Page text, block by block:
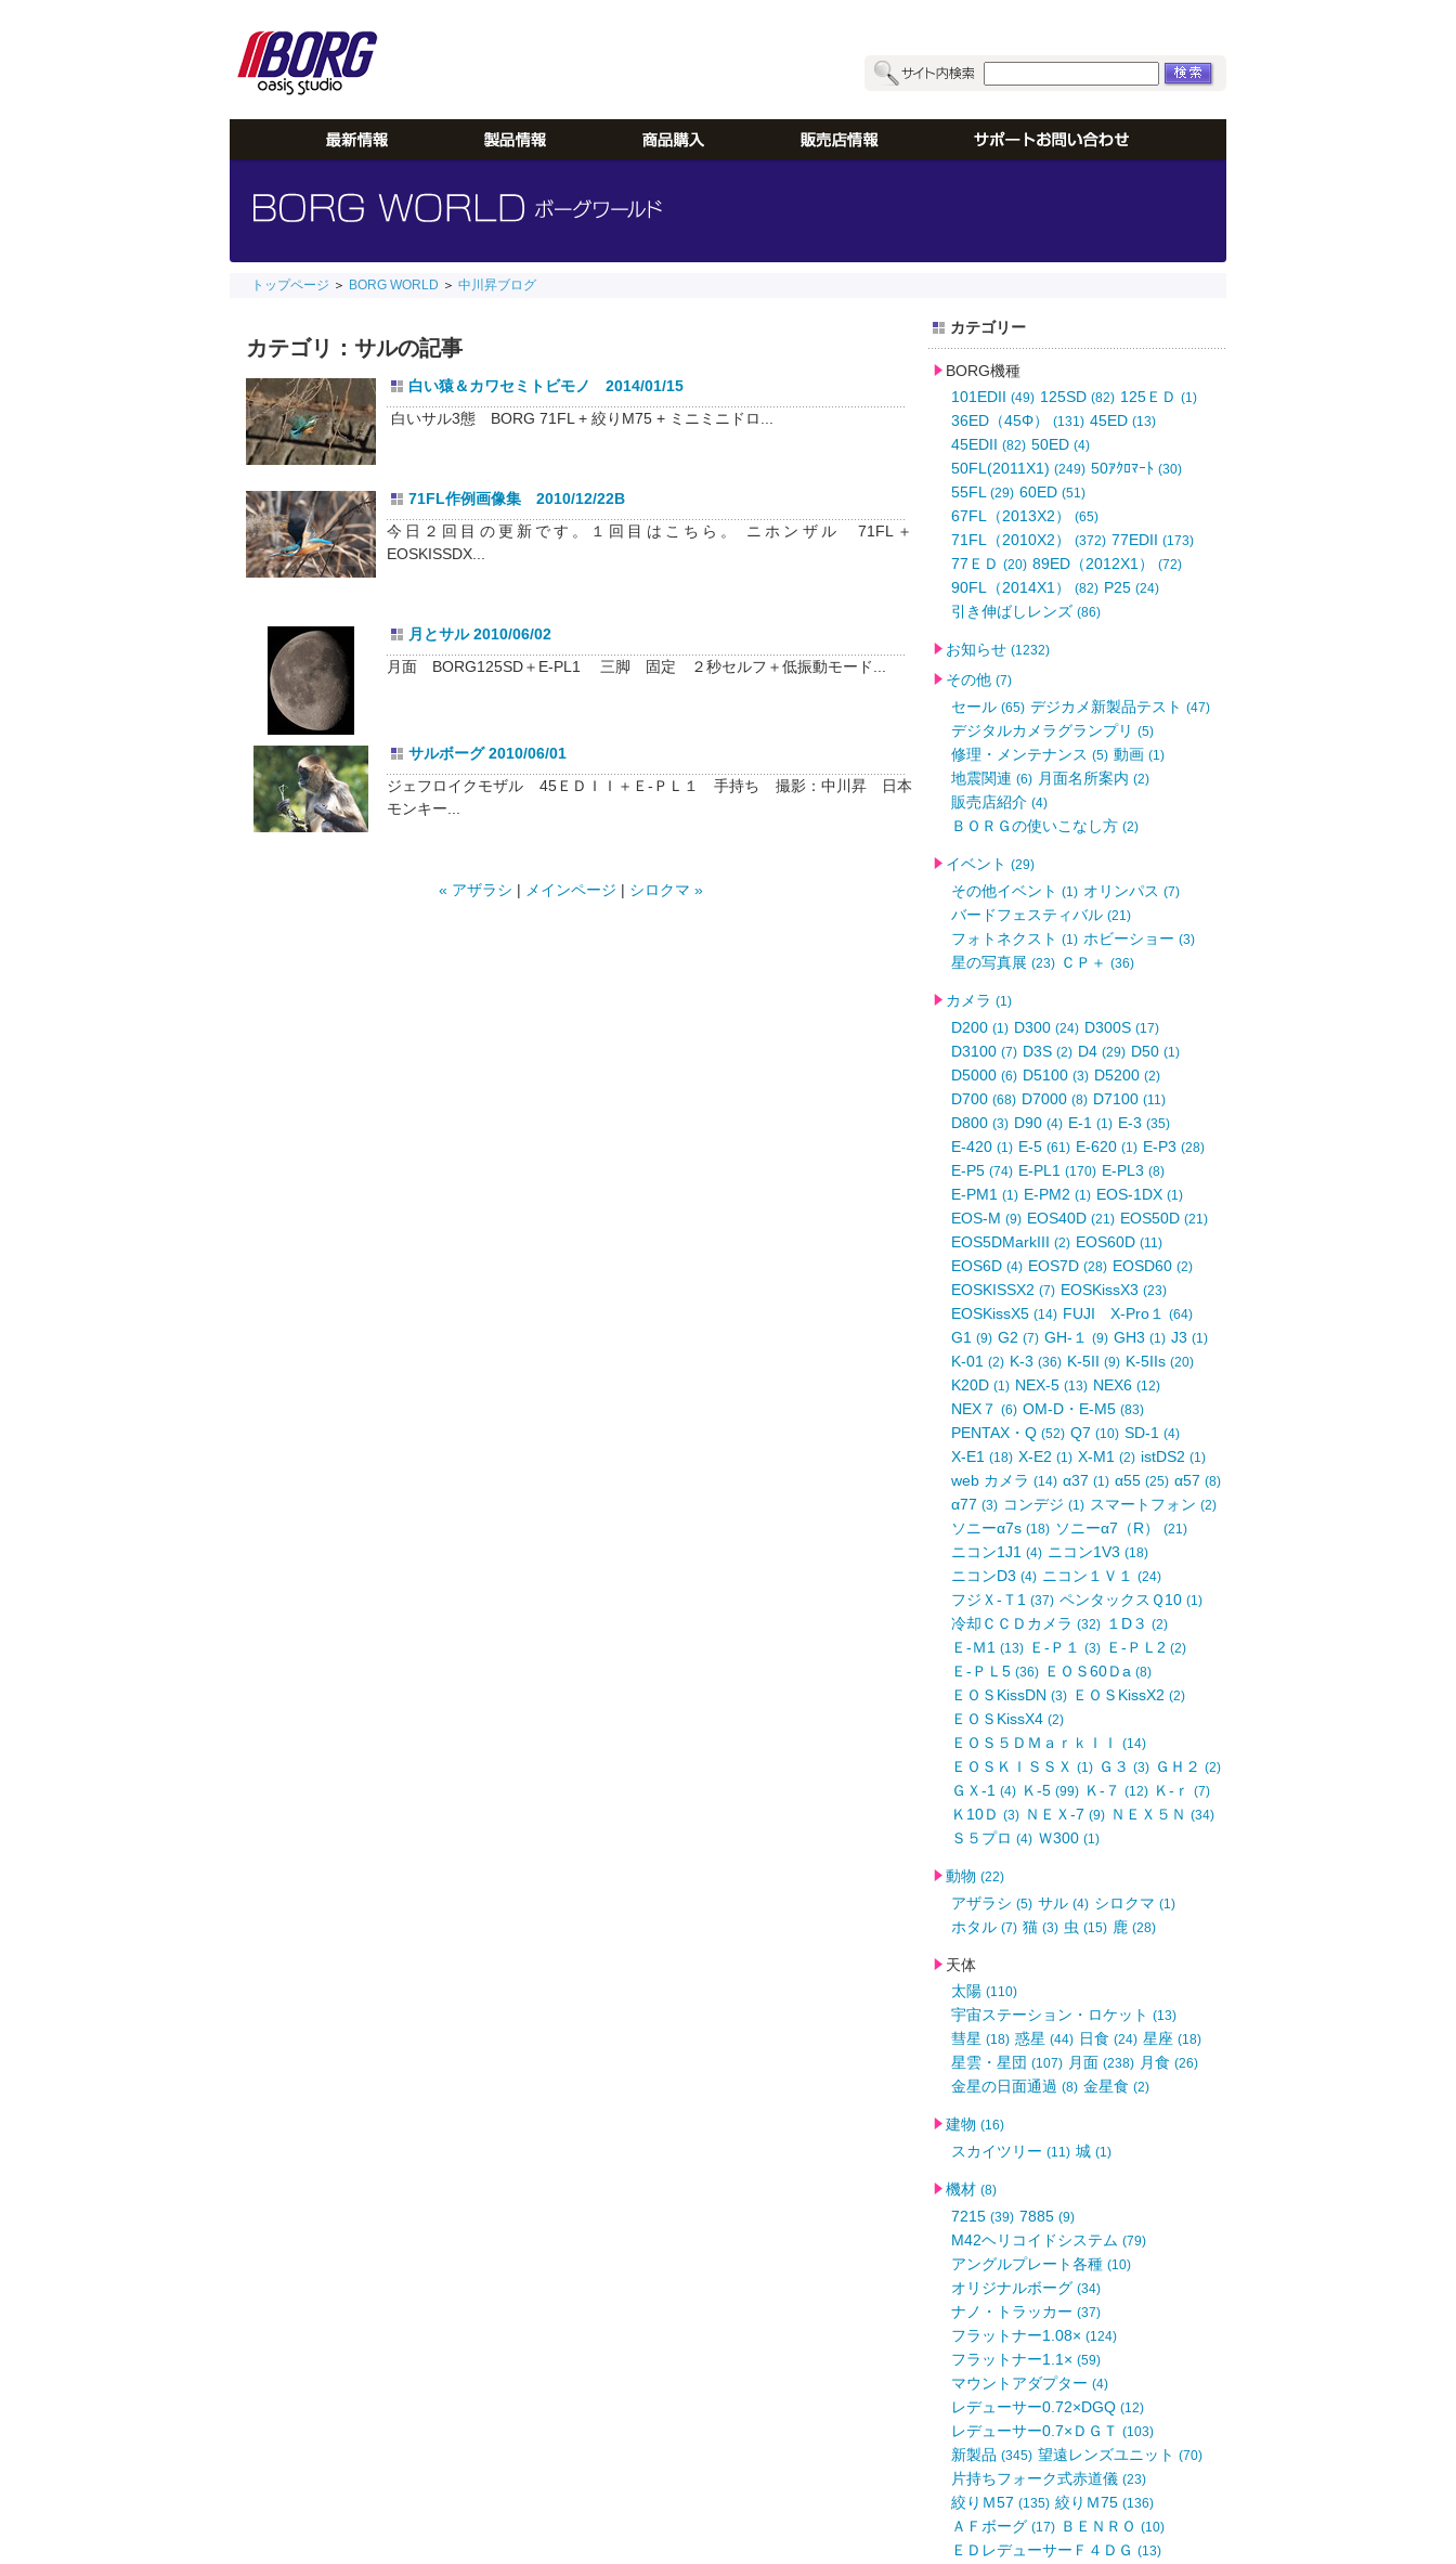
トップページ ＞ BORG WORLD ＞ 中川昇ブログ
カテゴリ：サルの記事
白い猿＆カワセミトビモノ 2014/01/15
白いサル3態 BORG 71FL + 絞りM75 + ミニミニドロ...
71FL作例画像集 2010/12/22B
今日２回目の更新です。１回目はこちら。 ニホンザル 71FL＋
EOSKISSDX...
月とサル 2010/06/02
月面 BORG125SD＋E-PL1 三脚 固定 ２秒セルフ＋低振動モード...
サルボーグ 2010/06/01
ジェフロイクモザル 45ＥＤＩＩ＋Ｅ-ＰＬ１ 手持ち 撮影：中川昇 日本
モンキー...
« アザラシ | メインページ | シロクマ »
カテゴリー
BORG機種
101EDII (49) 125SD (82) 125ＥＤ (1)
36ED（45Φ） (131) 45ED (13)
45EDII (82) 50ED (4)
50FL(2011X1) (249) 50ｱｸﾛﾏｰﾄ (30)
55FL (29) 60ED (51)
67FL（2013X2） (65)
71FL（2010X2） (372) 77EDII (173)
77ＥＤ (20) 89ED（2012X1） (72)
90FL（2014X1） (82) P25 (24)
引き伸ばしレンズ (86)
お知らせ (1232)
その他 (7)
セール (65) デジカメ新製品テスト (47)
デジタルカメラグランプリ (5)
修理・メンテナンス (5) 動画 (1)
地震関連 (6) 月面名所案内 (2)
販売店紹介 (4)
ＢＯＲＧの使いこなし方 (2)
イベント (29)
その他イベント (1) オリンパス (7)
バードフェスティバル (21)
フォトネクスト (1) ホビーショー (3)
星の写真展 (23) ＣＰ＋ (36)
カメラ (1)
D200 (1) D300 (24) D300S (17)
D3100 (7) D3S (2) D4 (29) D50 (1)
D5000 (6) D5100 (3) D5200 (2)
D700 (68) D7000 (8) D7100 (11)
D800 (3) D90 (4) E-1 (1) E-3 (35)
E-420 (1) E-5 (61) E-620 (1) E-P3 (28)
E-P5 (74) E-PL1 (170) E-PL3 (8)
E-PM1 (1) E-PM2 (1) EOS-1DX (1)
EOS-M (9) EOS40D (21) EOS50D (21)
EOS5DMarkIII (2) EOS60D (11)
EOS6D (4) EOS7D (28) EOSD60 (2)
EOSKISSX2 (7) EOSKissX3 (23)
EOSKissX5 (14) FUJI X-Pro１ (64)
G1 (9) G2 (7) GH-１ (9) GH3 (1) J3 (1)
K-01 (2) K-3 (36) K-5II (9) K-5IIs (20)
K20D (1) NEX-5 (13) NEX6 (12)
NEX７ (6) OM-D・E-M5 (83)
PENTAX・Q (52) Q7 (10) SD-1 (4)
X-E1 (18) X-E2 (1) X-M1 (2) istDS2 (1)
web カメラ (14) α37 (1) α55 (25) α57 (8)
α77 (3) コンデジ (1) スマートフォン (2)
ソニーα7s (18) ソニーα7（R） (21)
ニコン1J1 (4) ニコン1V3 (18)
ニコンD3 (4) ニコン１Ｖ１ (24)
フジＸ-Ｔ1 (37) ペンタックスＱ10 (1)
冷却ＣＣＤカメラ (32) １D３ (2)
Ｅ-Ｍ1 (13) Ｅ-Ｐ１ (3) Ｅ-ＰＬ2 (2)
Ｅ-ＰＬ5 (36) ＥＯＳ60Ｄa (8)
ＥＯＳKissDN (3) ＥＯＳKissX2 (2)
ＥＯＳKissX4 (2)
ＥＯＳ５ＤＭａｒｋＩＩ (14)
ＥＯＳＫＩＳＳＸ (1) Ｇ３ (3) ＧＨ２ (2)
ＧＸ-1 (4) Ｋ-5 (99) Ｋ-７ (12) Ｋ-ｒ (7)
Ｋ10Ｄ (3) ＮＥＸ-7 (9) ＮＥＸ５Ｎ (34)
Ｓ５プロ (4) Ｗ300 (1)
動物 (22)
アザラシ (5) サル (4) シロクマ (1)
ホタル (7) 猫 (3) 虫 (15) 鹿 (28)
天体
太陽 (110)
宇宙ステーション・ロケット (13)
彗星 (18) 惑星 (44) 日食 (24) 星座 (18)
星雲・星団 (107) 月面 (238) 月食 (26)
金星の日面通過 (8) 金星食 (2)
建物 (16)
スカイツリー (11) 城 (1)
機材 (8)
7215 (39) 7885 (9)
M42ヘリコイドシステム (79)
アングルプレート各種 (10)
オリジナルボーグ (34)
ナノ・トラッカー (37)
フラットナー1.08× (124)
フラットナー1.1× (59)
マウントアダプター (4)
レデューサー0.72×DGQ (12)
レデューサー0.7×ＤＧＴ (103)
新製品 (345) 望遠レンズユニット (70)
片持ちフォーク式赤道儀 (23)
絞りＭ57 (135) 絞りＭ75 (136)
ＡＦボーグ (17) ＢＥＮＲＯ (10)
ＥＤレデューサーＦ４ＤＧ (13)